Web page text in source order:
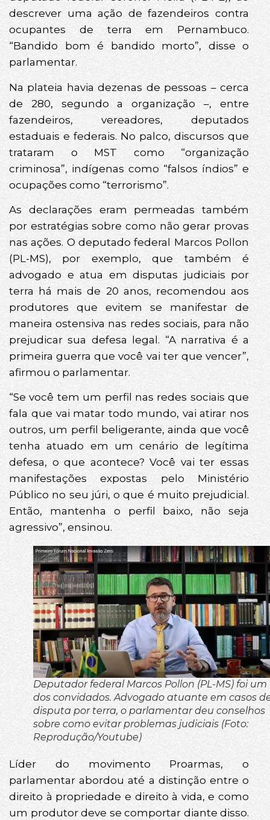
descrever uma ação de fazendeiros contra
ocupantes de terra em Pernambuco.
“Bandido bom é bandido morto”, disse o
parlamentar.
Na plateia havia dezenas de pessoas – cerca
de 280, segundo a organização –, entre
fazendeiros, vereadores, deputados
estaduais e federais. No palco, discursos que
trataram o MST como “organização
criminosa”, indígenas como “falsos índios” e
ocupações como “terrorismo”.
As declarações eram permeadas também
por estratégias sobre como não gerar provas
nas ações. O deputado federal Marcos Pollon
(PL-MS), por exemplo, que também é
advogado e atua em disputas judiciais por
terra há mais de 20 anos, recomendou aos
produtores que evitem se manifestar de
maneira ostensiva nas redes sociais, para não
prejudicar sua defesa legal. “A narrativa é a
primeira guerra que você vai ter que vencer”,
afirmou o parlamentar.
“Se você tem um perfil nas redes sociais que
fala que vai matar todo mundo, vai atirar nos
outros, um perfil beligerante, ainda que você
tenha atuado em um cenário de legítima
defesa, o que acontece? Você vai ter essas
manifestações expostas pelo Ministério
Público no seu júri, o que é muito prejudicial.
Então, mantenha o perfil baixo, não seja
agressivo”, ensinou.
Deputador federal Marcos Pollon (PL-MS) foi um
dos convidados. Advogado atuante em casos
disputa por terra, o parlamentar deu conselhos
sobre como evitar problemas judiciais (Foto:
Reprodução/Youtube)
Líder do movimento Proarmas, o
parlamentar abordou até a distinção entre o
direito à propriedade e direito à vida, e como
um produtor deve se comportar diante disso.